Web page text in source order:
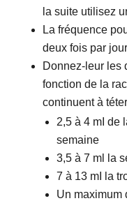
la suite utilisez
La fréquence
deux fois par
Donnez-leur les
fonction de la
continuent à
2,5 à 4 mI de
semaine
3,5 à 7 ml la
7 à 13 mI la
Un maximum